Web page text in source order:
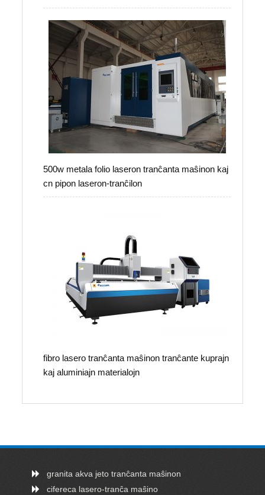
500w metala folio laseron tranĉanta maŝinon kaj
cn pipon laseron-tranĉilon
fibro lasero tranĉanta maŝinon tranĉante kuprajn
kaj aluminiajn materialojn
granita akva jeto tranĉanta maŝinon
cifereca lasero-tranĉa maŝino